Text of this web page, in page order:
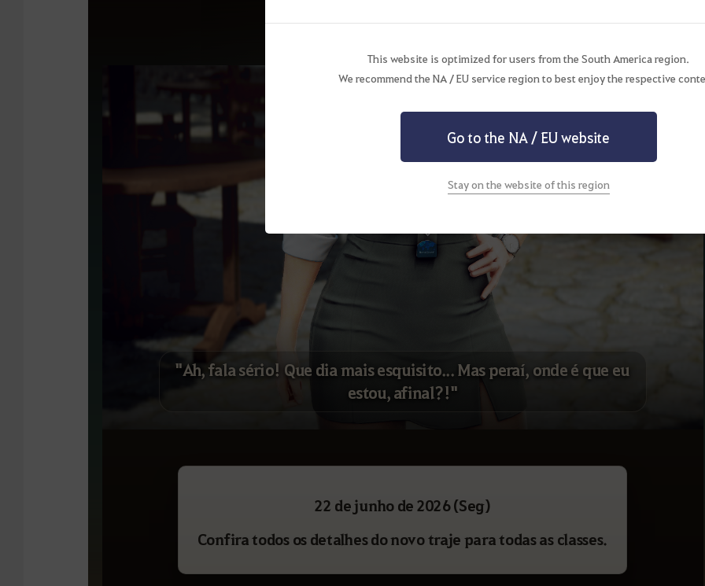
This website is optimized for users from the South America region.
We recommend the NA / EU service region to best enjoy the respective
Go to the NA / EU website
Stay on the website of this region
"Ah, fala sério! Que dia mais esquisito... Mas peraí, onde é que eu
estou, afinal?!"
22 de junho de 2026 (Seg)
Confira todos os detalhes do novo traje para todas as classes.